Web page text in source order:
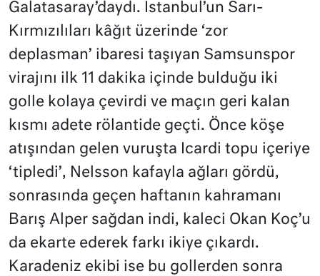
Galatasaray’daydı. İstanbul’un Sarı-
Kırmızılıları kâğıt üzerinde ‘zor
deplasman’ ibaresi taşıyan Samsunspor
virajını ilk 11 dakika içinde bulduğu iki
golle kolaya çevirdi ve maçın geri kalan
kısmı adete rölantide geçti. Önce köşe
atışından gelen vuruşta Icardi topu içeriye
‘tipledi’, Nelsson kafayla ağları gördü,
sonrasında geçen haftanın kahramanı
Barış Alper sağdan indi, kaleci Okan Koç’u
da ekarte ederek farkı ikiye çıkardı.
Karadeniz ekibi ise bu gollerden sonra